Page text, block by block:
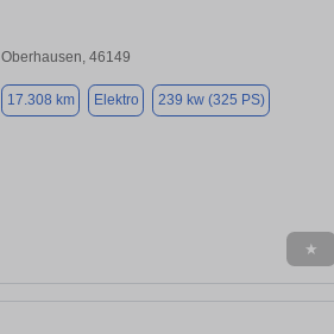
Oberhausen, 46149
17.308 km Elektro 239 kw (325 PS)
★